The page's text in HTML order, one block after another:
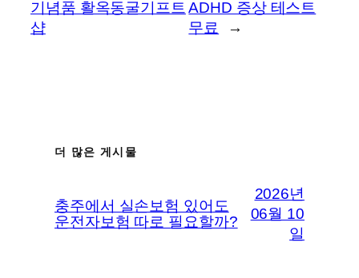
기념품 활옥동굴기프트
샵
ADHD 증상 테스트
무료
→
더 많은 게시물
충주에서 실손보험 있어도
운전자보험 따로 필요할까?
2026년
06월 10
일